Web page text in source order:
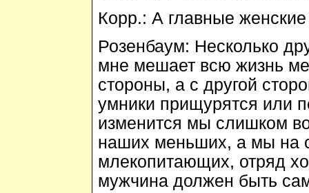
Корр.: А главные женские
Розенбаум: Несколько
мне мешает всю жизнь
стороны, а с другой
умники прищурятся или
изменится мы слишком
наших меньших, а мы на
млекопитающих, отряд
мужчина должен быть